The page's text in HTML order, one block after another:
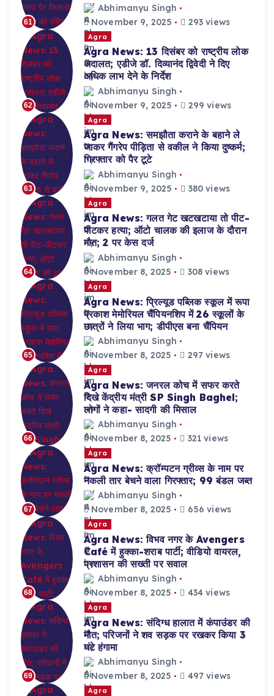
61
Abhimanyu Singh
November 9, 2025
293 views
62
Agra
Agra News: 13 दिसंबर को राष्ट्रीय लोक
अदालत; एडीजे डॉ. दिव्यानंद द्विवेदी ने दिए
अधिक लाभ देने के निर्देश
Abhimanyu Singh
November 9, 2025
299 views
63
Agra
Agra News: समझौता कराने के बहाने ले
जाकर गैंगरेप पीड़िता से वकील ने किया दुष्कर्म;
गिरफ्तार को पैर टूटे
Abhimanyu Singh
November 9, 2025
380 views
64
Agra
Agra News: गलत गेट खटखटाया तो पीट-
पीटकर हत्या; ऑटो चालक की इलाज के दौरान
मौत; 2 पर केस दर्ज
Abhimanyu Singh
November 8, 2025
308 views
65
Agra
Agra News: प्रिल्यूड पब्लिक स्कूल में रूपा
प्रकाश मेमोरियल चैंपियनशिप में 26 स्कूलों के
छात्रों ने लिया भाग; डीपीएस बना चैंपियन
Abhimanyu Singh
November 8, 2025
297 views
66
Agra
Agra News: जनरल कोच में सफर करते
दिखे केंद्रीय मंत्री SP Singh Baghel;
लोगों ने कहा- सादगी की मिसाल
Abhimanyu Singh
November 8, 2025
321 views
67
Agra
Agra News: क्रॉम्पटन ग्रीव्स के नाम पर
नकली तार बेचने वाला गिरफ्तार; 99 बंडल जब्त
Abhimanyu Singh
November 8, 2025
656 views
68
Agra
Agra News: विभव नगर के Avengers
Café में हुक्का-शराब पार्टी; वीडियो वायरल,
प्रशासन की सख्ती पर सवाल
Abhimanyu Singh
November 8, 2025
434 views
69
Agra
Agra News: संदिग्ध हालात में कंपाउंडर की
मौत; परिजनों ने शव सड़क पर रखकर किया 3
घंटे हंगामा
Abhimanyu Singh
November 8, 2025
497 views
Agra